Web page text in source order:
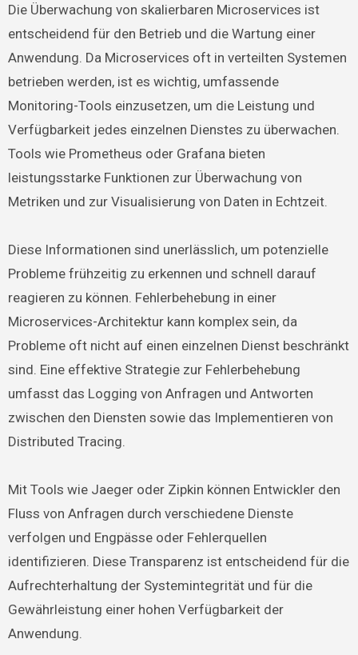
Die Überwachung von skalierbaren Microservices ist
entscheidend für den Betrieb und die Wartung einer
Anwendung. Da Microservices oft in verteilten Systemen
betrieben werden, ist es wichtig, umfassende
Monitoring-Tools einzusetzen, um die Leistung und
Verfügbarkeit jedes einzelnen Dienstes zu überwachen.
Tools wie Prometheus oder Grafana bieten
leistungsstarke Funktionen zur Überwachung von
Metriken und zur Visualisierung von Daten in Echtzeit.
Diese Informationen sind unerlässlich, um potenzielle
Probleme frühzeitig zu erkennen und schnell darauf
reagieren zu können. Fehlerbehebung in einer
Microservices-Architektur kann komplex sein, da
Probleme oft nicht auf einen einzelnen Dienst beschränkt
sind. Eine effektive Strategie zur Fehlerbehebung
umfasst das Logging von Anfragen und Antworten
zwischen den Diensten sowie das Implementieren von
Distributed Tracing.
Mit Tools wie Jaeger oder Zipkin können Entwickler den
Fluss von Anfragen durch verschiedene Dienste
verfolgen und Engpässe oder Fehlerquellen
identifizieren. Diese Transparenz ist entscheidend für die
Aufrechterhaltung der Systemintegrität und für die
Gewährleistung einer hohen Verfügbarkeit der
Anwendung.